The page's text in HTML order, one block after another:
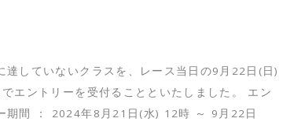
達していないクラスを、レース当日の9月22日(日)
エントリーを受付ることといたしました。 エン
期間 ： 2024年8月21日(水) 12時 ～ 9月22日